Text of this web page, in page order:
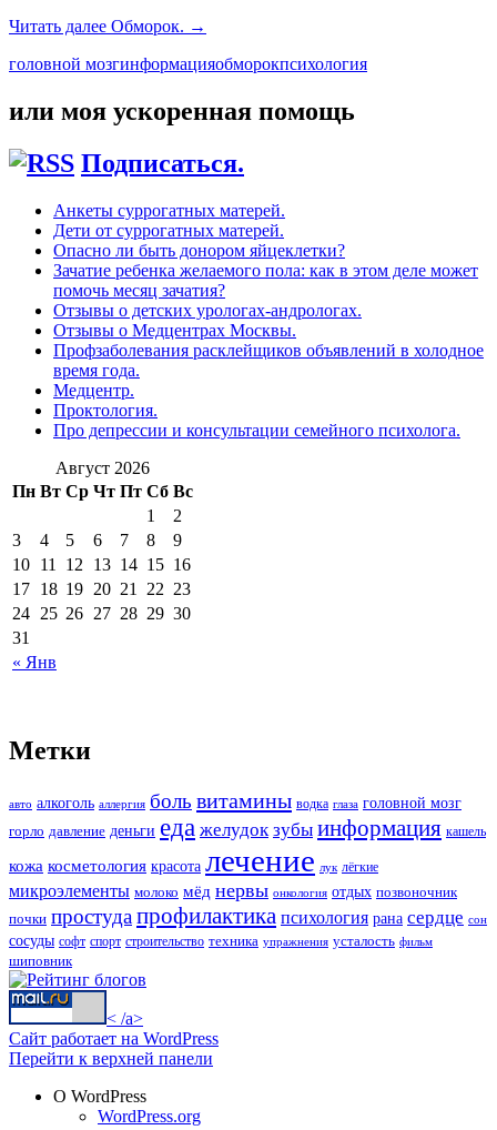
Читать далее Обморок. →
головной мозгинформацияобморокпсихология
или моя ускоренная помощь
Подписаться.
Анкеты суррогатных матерей.
Дети от суррогатных матерей.
Опасно ли быть донором яйцеклетки?
Зачатие ребенка желаемого пола: как в этом деле может
помочь месяц зачатия?
Отзывы о детских урологах-андрологах.
Отзывы о Медцентрах Москвы.
Профзаболевания расклейщиков объявлений в холодное
время года.
Медцентр.
Проктология.
Про депрессии и консультации семейного психолога.
Август 2026
Пн Вт Ср Чт Пт Сб Вс
« Янв
1
2
3
4 5 6 7 8
9
10 11 12 13 14 15 16
17 18 19 20 21 22 23
24 25 26 27 28 29 30
31
Метки
авто алкоголь аллергия боль витамины водка глаза головной мозг
горло давление деньги еда желудок зубы информация кашель
кожа косметология красота лечение лук лёгкие
микроэлементы молоко мёд нервы онкология отдых позвоночник
почки простудапрофилактика психология рана сердце сон
сосуды софт спорт строительство техника упражнения усталость фильм
шиповник
< /a>
Сайт работает на WordPress
Перейти к верхней панели
О WordPress
WordPress.org